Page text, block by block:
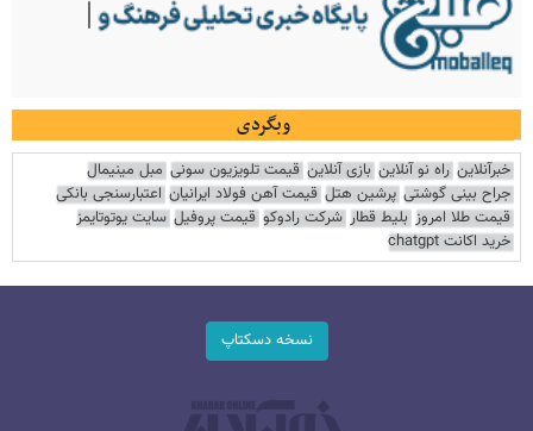
وبگردی
خبرآنلاین راه نو آنلاین بازی آنلاین قیمت تلویزیون سونی مبل مینیمال
جراح بینی گوشتی پرشین هتل قیمت آهن فولاد ایرانیان اعتبارسنجی بانکی
قیمت طلا امروز بلیط قطار شرکت رادوکو قیمت پروفیل سایت یوتوتایمز
خرید اکانت chatgpt
نسخه دسکتاپ